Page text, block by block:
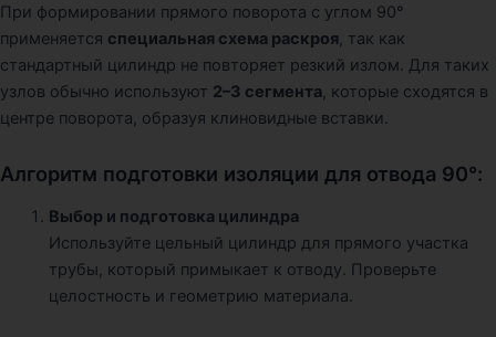
При формировании прямого поворота с углом 90°
применяется специальная схема раскроя , так как
стандартный цилиндр не повторяет резкий излом. Для таких
узлов обычно используют 2–3 сегмента , которые сходятся в
центре поворота, образуя клиновидные вставки.
Алгоритм подготовки изоляции для отвода 90°:
Выбор и подготовка цилиндра
Используйте цельный цилиндр для прямого участка
трубы, который примыкает к отводу. Проверьте
целостность и геометрию материала.